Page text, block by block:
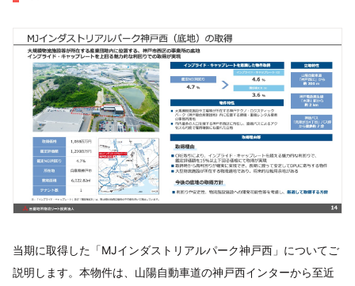
当期に取得した「MJインダストリアルパーク神戸西」についてご
説明します。本物件は、山陽自動車道の神戸西インターから至近